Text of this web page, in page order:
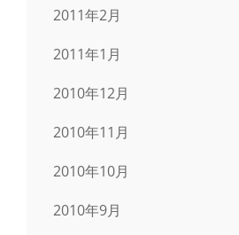
2011年2月
2011年1月
2010年12月
2010年11月
2010年10月
2010年9月